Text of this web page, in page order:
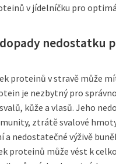
v jídelníčku pro
nedostatku
proteinů v stravě může
je nezbytný pro
kůže a vlasů. Jeho
ztrátě svalové
a nedostatečné výživě
proteinů může vést k